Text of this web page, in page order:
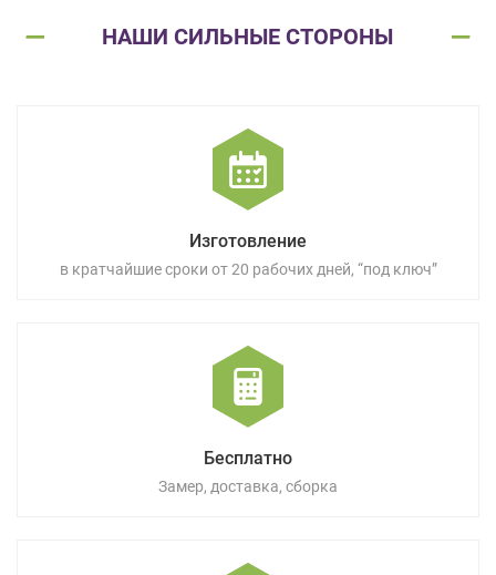
НАШИ СИЛЬНЫЕ СТОРОНЫ
Изготовление
в кратчайшие сроки от 20 рабочих дней, “под ключ”
Бесплатно
Замер, доставка, сборка